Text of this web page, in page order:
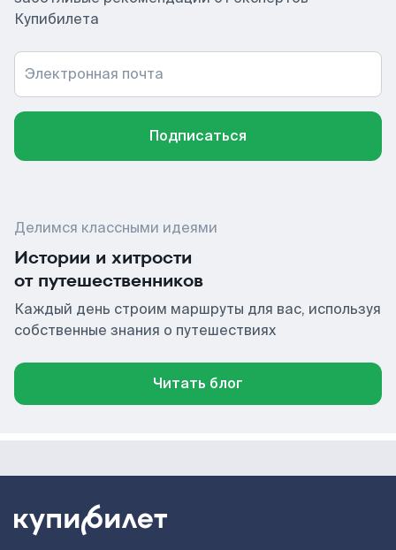
Купибилета
Электронная почта
Подписаться
Делимся классными идеями
Истории и хитрости
от путешественников
Каждый день строим маршруты для вас, используя
собственные знания о путешествиях
Читать блог